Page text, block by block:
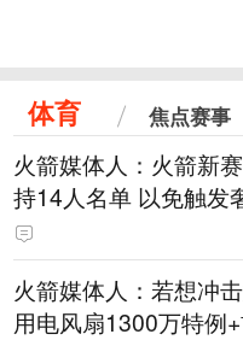
体育 焦点赛事
火箭媒体人：火箭新
持14人名单 以免触发
火箭媒体人：若想冲
用电风扇1300万特例